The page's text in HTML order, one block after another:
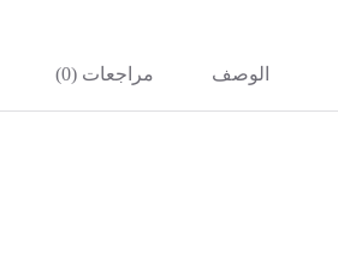
الوصف مراجعات (0)